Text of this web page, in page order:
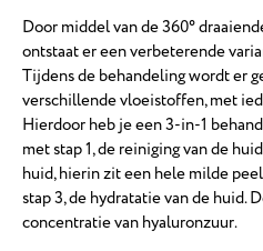
Door middel van de 360°
ontstaat er een verbeterende
Tijdens de behandeling wordt er
verschillende vloeistoffen, met
Hierdoor heb je een 3-in-1
met stap 1, de reiniging van de
huid, hierin zit een hele milde
stap 3, de hydratatie van de huid.
concentratie van hyaluronzuur.